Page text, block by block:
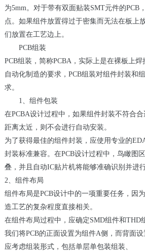
为5mm。对于带有双面贴装SMT元件的PCB
点。如果组件放置得过于密集而无法在板上
们放置在工艺边上。
PCB组装
PCB组装，简称PCBA，实际上是在裸板上
自动化制造的要求，PCB组装对组件封装和
求。
1、组件包装
在PCBA设计过程中，如果组件封装不符合
距离太近，则不会进行自动安装。
为了获得最佳的组件封装，应使用专业的
封装标准兼容。在PCB设计过程中，鸟瞰图
叠，并且自动IC贴片机将能够准确识别并进
2、组件布局
组件布局是PCB设计中的一项重要任务，因
造工艺的复杂程度直接相关。
在组件布局过程中，应确定SMD组件和THD
我们将PCB的正面设置为组件A侧，而背面
应考虑组装形式，包括单层单包装组装、